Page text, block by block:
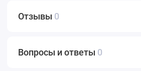
Отзывы 0
Вопросы и ответы 0